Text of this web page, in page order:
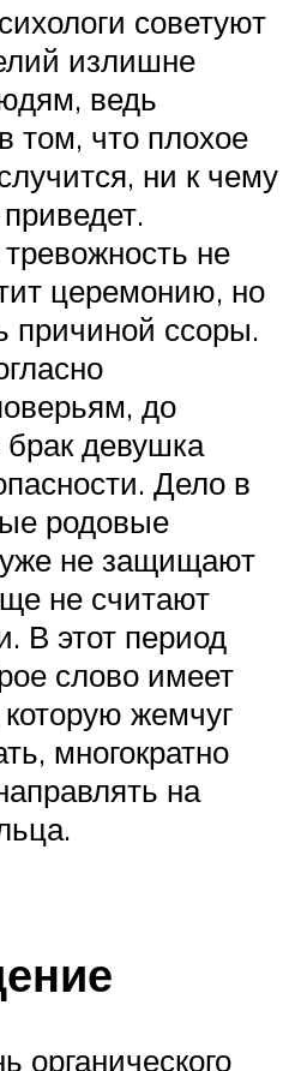
советуют
излишне
ведь
том, что плохое
ни к чему
не
церемонию, но
причиной ссоры.
до
брак девушка
Дело в
родовые
не защищают
не считают
В этот период
слово имеет
жемчуг
многократно
на